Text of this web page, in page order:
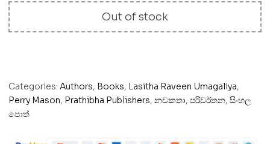
Out of stock
Categories: Authors, Books, Lasitha Raveen Umagaliya,
Perry Mason, Prathibha Publishers, නවකතා, පරිවර්තන, සිංහල
පොත්